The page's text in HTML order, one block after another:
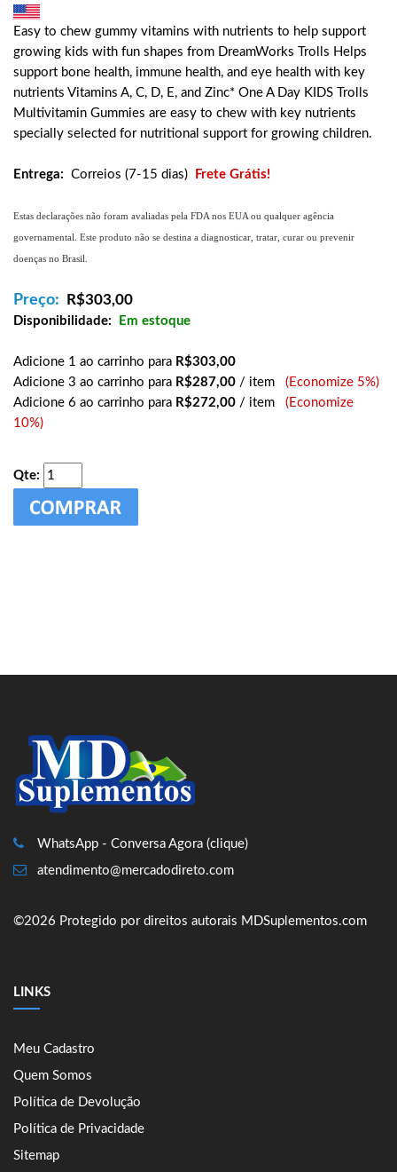
Easy to chew gummy vitamins with nutrients to help support
growing kids with fun shapes from DreamWorks Trolls Helps
support bone health, immune health, and eye health with key
nutrients Vitamins A, C, D, E, and Zinc* One A Day KIDS Trolls
Multivitamin Gummies are easy to chew with key nutrients
specially selected for nutritional support for growing children.
Entrega: Correios (7-15 dias) Frete Grátis!
Estas declarações não foram avaliadas pela FDA nos EUA ou qualquer agência
governamental. Este produto não se destina a diagnosticar, tratar, curar ou prevenir
doenças no Brasil.
Preço: R$303,00
Disponibilidade: Em estoque
Adicione 1 ao carrinho para R$303,00
Adicione 3 ao carrinho para R$287,00 / item (Economize 5%)
Adicione 6 ao carrinho para R$272,00 / item (Economize
10%)
Qte:
WhatsApp - Conversa Agora (clique)
atendimento@mercadodireto.com
©2026 Protegido por direitos autorais MDSuplementos.com
LINKS
Meu Cadastro
Quem Somos
Política de Devolução
Política de Privacidade
Sitemap